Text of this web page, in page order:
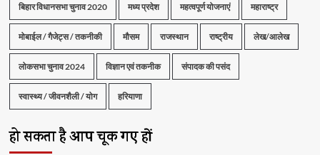
बिहार विधानसभा चुनाव 2020 मध्य प्रदेश महत्वपूर्ण योजनाएं महाराष्ट्र
मोबाईल / गैजेट्स / तकनीकी मौसम राजस्थान राष्ट्रीय लेख/आलेख
लोकसभा चुनाव 2024 विज्ञान एवं तकनीक संपादक की पसंद
स्वास्थ्य / जीवनशैली / योग हरियाणा
हो सकता है आप चूक गए हों